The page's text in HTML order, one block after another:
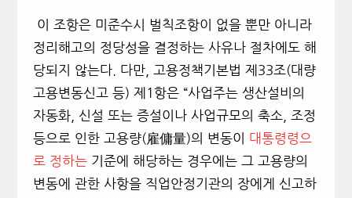
이 조항은 미준수시 벌칙조항이 없을 뿐만 아니라
정리해고의 정당성을 결정하는 사유나 절차에도 해
당되지 않는다. 다만, 고용정책기본법 제33조(대량
고용변동신고 등) 제1항은 “사업주는 생산설비의
자동화, 신설 또는 증설이나 사업규모의 축소, 조정
등으로 인한 고용량(雇傭量)의 변동이 대통령령으
로 정하는기준에 해당하는 경우에는 그 고용량의
변동에 관한 사항을 직업안정기관의 장에게 신고하